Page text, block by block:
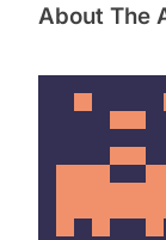
About The